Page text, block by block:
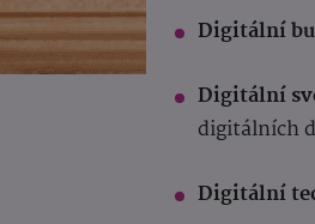
Digitální
Digitální
digitálních
Digitální